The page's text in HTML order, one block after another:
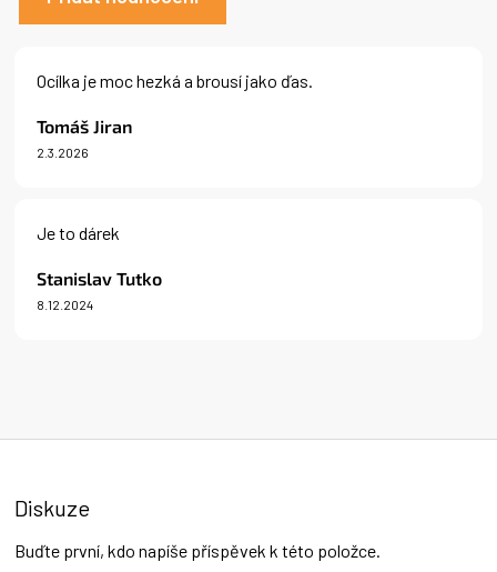
Tomáš Jiran
Hodnocení produktu je 5 z 5 hvězdiček.
2.3.2026
Ocílka je moc hezká a brousí jako ďas.
Stanislav Tutko
Hodnocení produktu je 5 z 5 hvězdiček.
8.12.2024
Je to dárek
Diskuze
Buďte první, kdo napíše příspěvek k této položce.